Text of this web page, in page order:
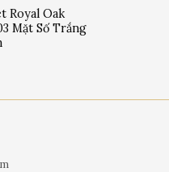
Royal Oak
Mặt Số Trắng